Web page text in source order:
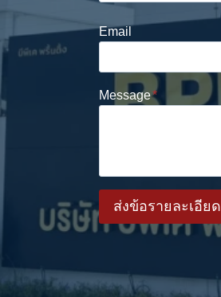
Email
Message*
ส่งข้อรายละเอียด